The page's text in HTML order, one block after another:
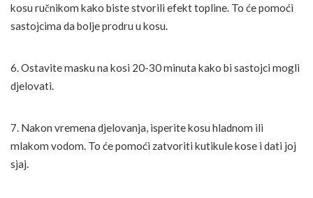
kosu ručnikom kako biste stvorili efekt topline. To će pomoći
sastojcima da bolje prodru u kosu.
6. Ostavite masku na kosi 20-30 minuta kako bi sastojci mogli
djelovati.
7. Nakon vremena djelovanja, isperite kosu hladnom ili
mlakom vodom. To će pomoći zatvoriti kutikule kose i dati joj
sjaj.